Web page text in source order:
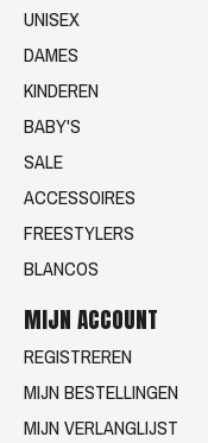
UNISEX
DAMES
KINDEREN
BABY'S
SALE
ACCESSOIRES
FREESTYLERS
BLANCOS
MIJN ACCOUNT
REGISTREREN
MIJN BESTELLINGEN
MIJN VERLANGLIJST